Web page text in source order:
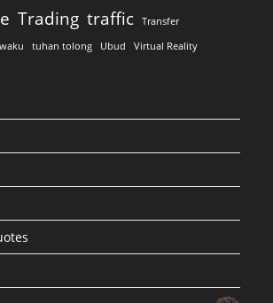
Trading traffic
Transfer
tuhan tolong Ubud Virtual Reality